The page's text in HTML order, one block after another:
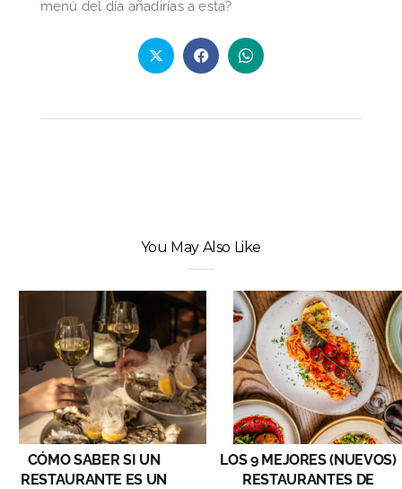
menú del día añadirías a esta?
You May Also Like
CÓMO SABER SI UN
RESTAURANTE ES UN
LOS 9 MEJORES (NUEVOS)
RESTAURANTES DE